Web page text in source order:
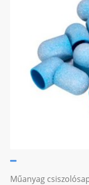
Műanyag